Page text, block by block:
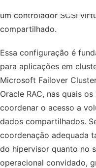
um controlador SCSI
compartilhado.
Essa configuração é
para aplicações em
Microsoft Failover
Oracle RAC, nas quais
coordenar o acesso a
dados compartilhados.
coordenação adequada
do hipervisor quanto no
operacional convidado,